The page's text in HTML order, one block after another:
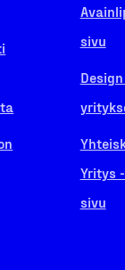
sivu
Yritys
sivu